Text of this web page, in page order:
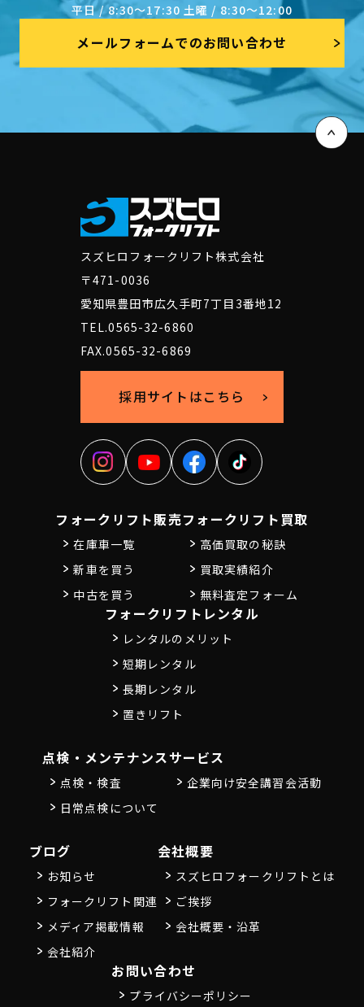
平日 / 8:30～17:30 土曜 / 8:30～12:00
メールフォームでのお問い合わせ
スズヒロフォークリフト株式会社
〒471-0036
愛知県豊田市広久手町7丁目3番地12
TEL.0565-32-6860
FAX.0565-32-6869
採用サイトはこちら
フォークリフト販売
在庫車一覧
新車を買う
中古を買う
フォークリフト買取
高価買取の秘訣
買取実績紹介
無料査定フォーム
フォークリフトレンタル
レンタルのメリット
短期レンタル
長期レンタル
置きリフト
点検・メンテナンス
点検・検査
日常点検について
サービス
企業向け安全講習会活動
ブログ
お知らせ
フォークリフト関連
メディア掲載情報
会社紹介
会社概要
スズヒロフォークリフトとは
ご挨拶
会社概要・沿革
お問い合わせ
プライバシーポリシー